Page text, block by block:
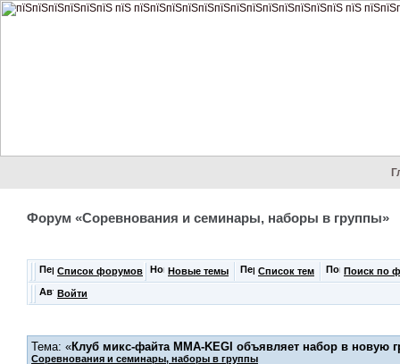
Форум «Соревнования и семинары, наборы в группы»
Список форумов Новые темы Список тем Поиск по
Войти
Тема: «Клуб микс-файта MMA-KEGI объявляет набор в новую
Соревнования и семинары, наборы в группы